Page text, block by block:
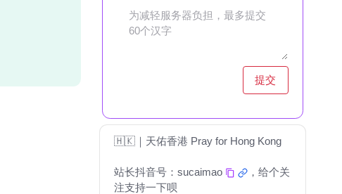
提交
🇭🇰｜天佑香港 Pray for Hong Kong
站长抖音号： sucaimao
，给个关
注支持一下呗